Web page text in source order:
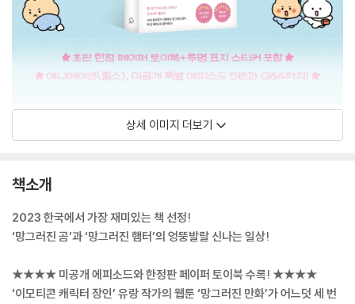
상세 이미지 더보기
책소개
2023 한국에서 가장 재미있는 책 선정!
‘망그러진 곰’과 ‘망그러진 햄터’의 엉뚱발랄 신나는 일상!
★★★★ 미공개 에피소드와 한정판 페이퍼 토이북 수록! ★★★★
‘이모티콘 캐릭터 장인’ 유랑 작가의 웹툰 ‘망그러진 만화’가 어느덧 세 번